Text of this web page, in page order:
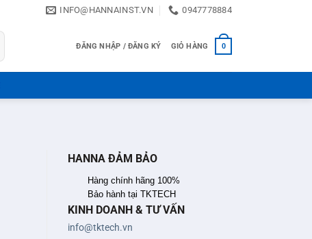
INFO@HANNAINST.VN 0947778884
ĐĂNG NHẬP / ĐĂNG KÝ GIỎ HÀNG 0
HANNA ĐẢM BẢO
Hàng chính hãng 100%
Bảo hành tại TKTECH
KINH DOANH & TƯ VẤN
info@tktech.vn